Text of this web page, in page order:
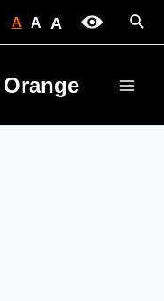
A A A